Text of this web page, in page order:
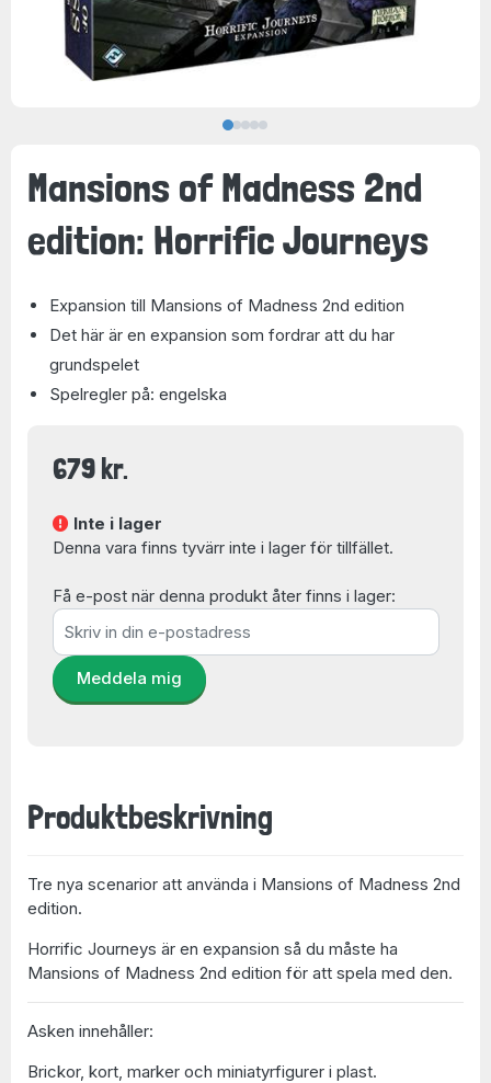
Mansions of Madness 2nd
edition: Horrific Journeys
Expansion till Mansions of Madness 2nd edition
Det här är en expansion som fordrar att du har
grundspelet
Spelregler på: engelska
679 kr.
Inte i lager
Denna vara finns tyvärr inte i lager för tillfället.
Få e-post när denna produkt åter finns i lager:
Meddela mig
Produktbeskrivning
Tre nya scenarior att använda i Mansions of Madness 2nd
edition.
Horrific Journeys är en expansion så du måste ha
Mansions of Madness 2nd edition för att spela med den.
Asken innehåller:
Brickor, kort, marker och miniatyrfigurer i plast.